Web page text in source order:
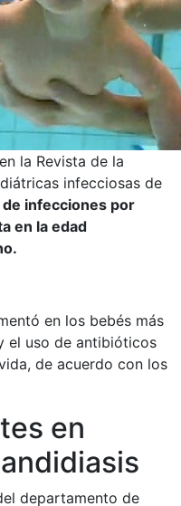
la Revista de la
infecciosas de
infecciones por
en la edad
en los bebés más
el uso de antibióticos
de acuerdo con los
en
departamento de